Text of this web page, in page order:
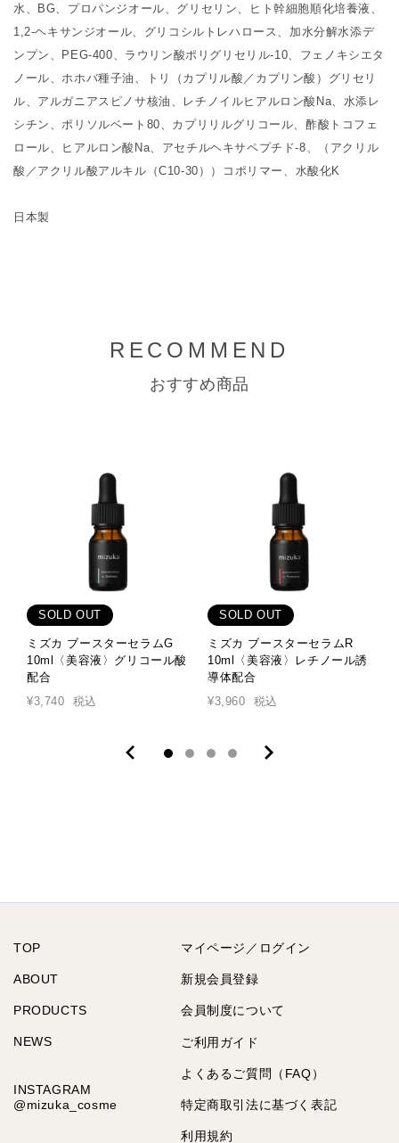
水、BG、プロパンジオール、グリセリン、ヒト幹細胞順化培養液、
1,2-ヘキサンジオール、グリコシルトレハロース、加水分解水添デ
ンプン、PEG-400、ラウリン酸ポリグリセリル-10、フェノキシエタ
ノール、ホホバ種子油、トリ（カプリル酸／カプリン酸）グリセリ
ル、アルガニアスピノサ核油、レチノイルヒアルロン酸Na、水添レ
シチン、ポリソルベート80、カプリリルグリコール、酢酸トコフェ
ロール、ヒアルロン酸Na、アセチルヘキサペプチド-8、（アクリル
酸／アクリル酸アルキル（C10-30））コポリマー、水酸化K
日本製
RECOMMEND
おすすめ商品
SOLD OUT
ミズカ ブースターセラムG
10ml〈美容液〉グリコール酸
配合
¥3,740
税込
SOLD OUT
ミズカ ブースターセラムR
10ml〈美容液〉レチノール誘
導体配合
¥3,960
税込
TOP
ABOUT
PRODUCTS
NEWS
INSTAGRAM
@mizuka_cosme
マイページ／ログイン
新規会員登録
会員制度について
ご利用ガイド
よくあるご質問（FAQ）
特定商取引法に基づく表記
利用規約